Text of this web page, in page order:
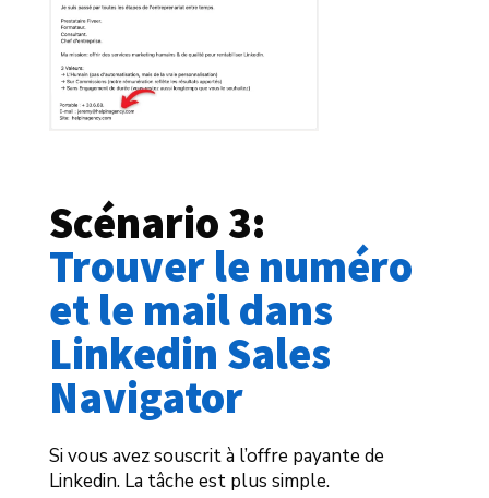
Scénario 3:
Trouver le numéro
et le mail dans
Linkedin Sales
Navigator
Si vous avez souscrit à l’offre payante de
Linkedin. La tâche est plus simple.